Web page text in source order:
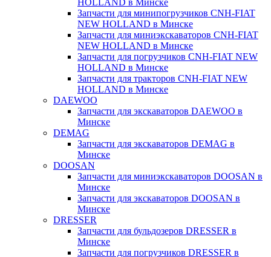
HOLLAND в Минске
Запчасти для минипогрузчиков CNH-FIAT
NEW HOLLAND в Минске
Запчасти для миниэкскаваторов CNH-FIAT
NEW HOLLAND в Минске
Запчасти для погрузчиков CNH-FIAT NEW
HOLLAND в Минске
Запчасти для тракторов CNH-FIAT NEW
HOLLAND в Минске
DAEWOO
Запчасти для экскаваторов DAEWOO в
Минске
DEMAG
Запчасти для экскаваторов DEMAG в
Минске
DOOSAN
Запчасти для миниэкскаваторов DOOSAN в
Минске
Запчасти для экскаваторов DOOSAN в
Минске
DRESSER
Запчасти для бульдозеров DRESSER в
Минске
Запчасти для погрузчиков DRESSER в